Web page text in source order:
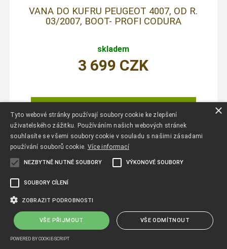
VANA DO KUFRU PEUGEOT 4007, OD R.
03/2007, BOOT- PROFI CODURA
skladem
3 699 CZK
×
Tyto webové stránky používají soubory cookie ke zlepšení
uživatelského zážitku. Používáním našich webových stránek
souhlasíte se všemi soubory cookie v souladu s našimi zásadami
používání souborů cookie. Více informací
NEZBYTNĚ NUTNÉ SOUBORY VÝKONOVÉ SOUBORY
SOUBORY CÍLENÍ
ZOBRAZIT PODROBNOSTI
VŠE PŘIJMOUT VŠE ODMÍTNOUT
POWERED BY COOKIE-SCRIPT